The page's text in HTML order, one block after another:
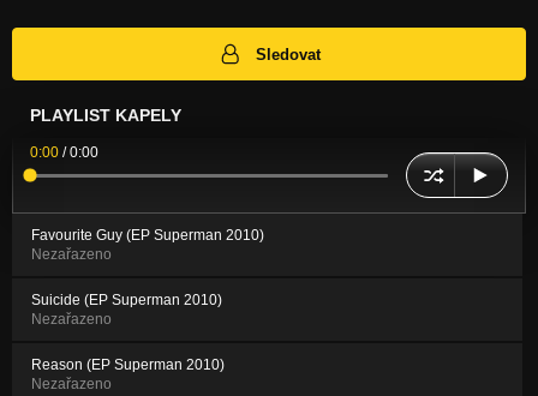
Sledovat
PLAYLIST KAPELY
0:00 /0:00
Favourite Guy (EP Superman 2010)
Nezařazeno
Suicide (EP Superman 2010)
Nezařazeno
Reason (EP Superman 2010)
Nezařazeno